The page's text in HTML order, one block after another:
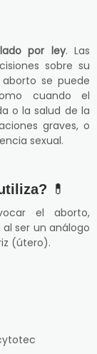
por ley. Las
sobre su
se puede
cuando el
o la salud de la
graves, o
sexual.
💊
el aborto,
ser un análogo
(útero).